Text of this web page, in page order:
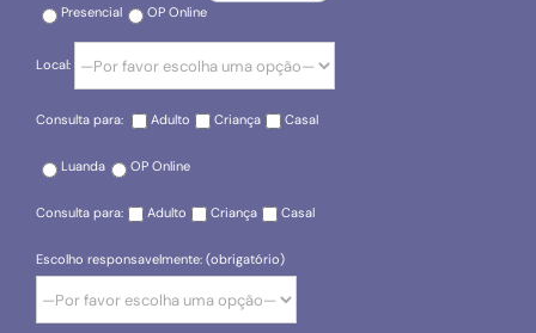
Presencial OP Online
Local:
Consulta para: Adulto Criança Casal
Luanda OP Online
Consulta para: Adulto Criança Casal
Escolho responsavelmente: (obrigatório)